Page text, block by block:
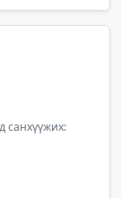
санхүүжих: